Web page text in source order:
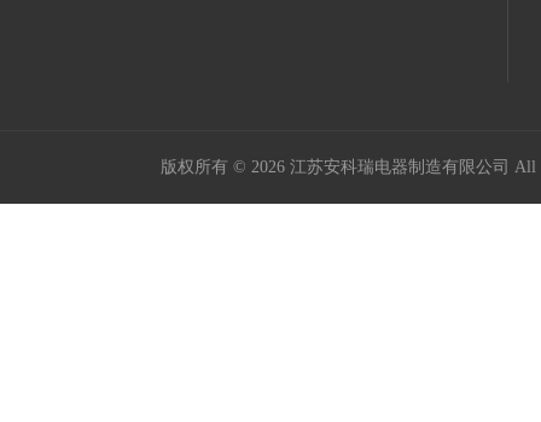
版权所有 © 2026 江苏安科瑞电器制造有限公司